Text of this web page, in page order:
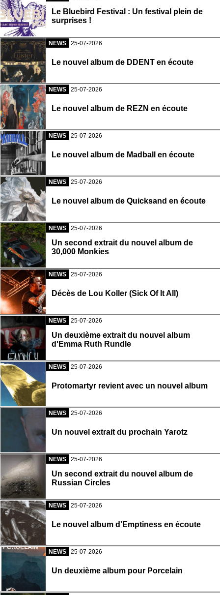
Le Bluebird Festival : Un festival plein de
surprises !
NEWS 25-07-2026
Le nouvel album de DDENT en écoute
NEWS 25-07-2026
Le nouvel album de REZN en écoute
NEWS 25-07-2026
Le nouvel album de Madball en écoute
NEWS 25-07-2026
Le nouvel album de Quicksand en écoute
NEWS 25-07-2026
Un second extrait du nouvel album de
30,000 Monkies
NEWS 25-07-2026
Décès de Lou Koller (Sick Of It All)
NEWS 25-07-2026
Un deuxième extrait du nouvel album
d'Emma Ruth Rundle
NEWS 25-07-2026
Protomartyr revient avec un nouvel album
NEWS 25-07-2026
Un nouvel extrait du prochain Yarotz
NEWS 25-07-2026
Un second extrait du nouvel album de
Russian Circles
NEWS 25-07-2026
Le nouvel album d'Emptiness en écoute
NEWS 25-07-2026
Un deuxième album pour Porcelain